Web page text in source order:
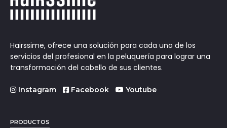
Hairssime, ofrece una solución para cada uno de los
servicios del profesional en la peluquería para lograr una
transformación del cabello de sus clientes.
Instagram Facebook Youtube
PRODUCTOS